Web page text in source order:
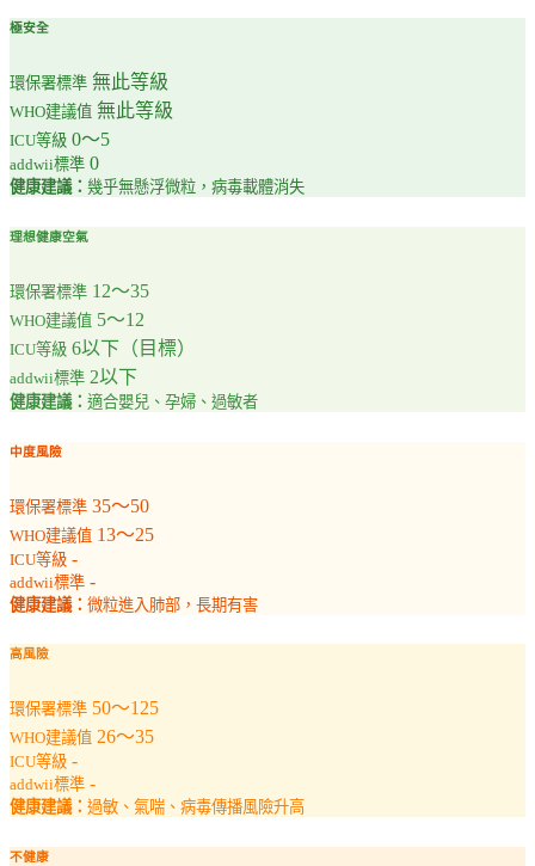
極安全
環保署標準 無此等級
WHO建議值 無此等級
ICU等級 0～5
addwii標準 0
健康建議： 幾乎無懸浮微粒，病毒載體消失
理想健康空氣
環保署標準 12～35
WHO建議值 5～12
ICU等級 6以下（目標）
addwii標準 2以下
健康建議： 適合嬰兒、孕婦、過敏者
中度風險
環保署標準 35～50
WHO建議值 13～25
ICU等級 -
addwii標準 -
健康建議： 微粒進入肺部，長期有害
高風險
環保署標準 50～125
WHO建議值 26～35
ICU等級 -
addwii標準 -
健康建議： 過敏、氣喘、病毒傳播風險升高
不健康